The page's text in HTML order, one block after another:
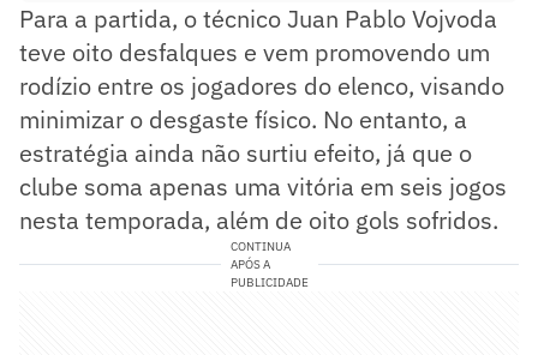
Para a partida, o técnico Juan Pablo Vojvoda
teve oito desfalques e vem promovendo um
rodízio entre os jogadores do elenco, visando
minimizar o desgaste físico. No entanto, a
estratégia ainda não surtiu efeito, já que o
clube soma apenas uma vitória em seis jogos
nesta temporada, além de oito gols sofridos.
CONTINUA
APÓS A
PUBLICIDADE